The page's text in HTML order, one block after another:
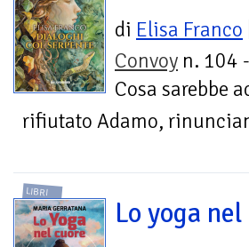
di Elisa Franco
Convoy n. 104
Cosa sarebbe
rifiutato Adamo,
LIBRI
Lo yoga